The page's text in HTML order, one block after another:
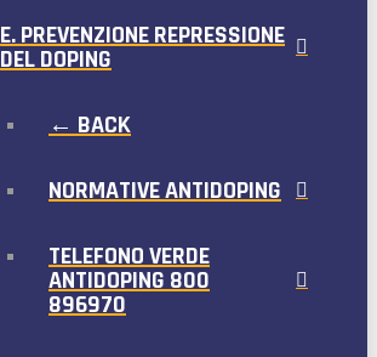
E. PREVENZIONE REPRESSIONE
DEL DOPING
← BACK
NORMATIVE ANTIDOPING
TELEFONO VERDE
ANTIDOPING 800
896970